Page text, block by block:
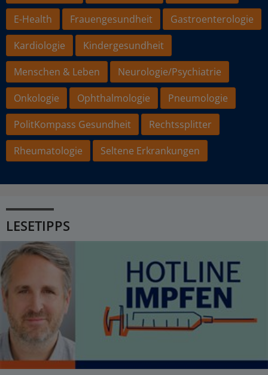
E-Health
Frauengesundheit
Gastroenterologie
Kardiologie
Kindergesundheit
Menschen & Leben
Neurologie/Psychiatrie
Onkologie
Ophthalmologie
Pneumologie
PolitKompass Gesundheit
Rechtssplitter
Rheumatologie
Seltene Erkrankungen
LESETIPPS